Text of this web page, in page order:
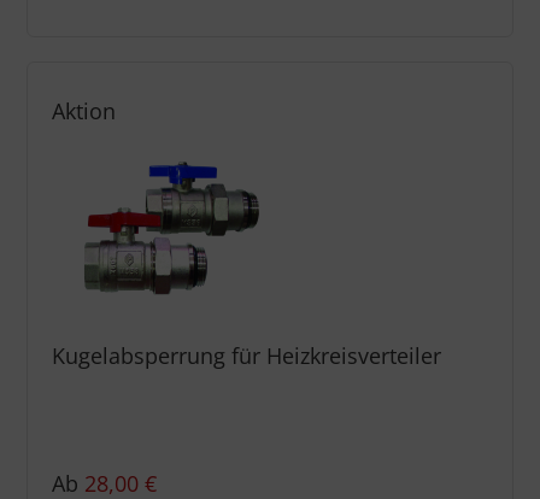
Aktion
Kugelabsperrung für Heizkreisverteiler
Ab 28,00€